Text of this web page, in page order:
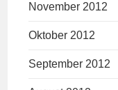
November 2012
Oktober 2012
September 2012